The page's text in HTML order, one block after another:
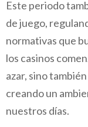
Este periodo
de juego,
normativas que
los casinos
azar, sino
creando un
nuestros días.